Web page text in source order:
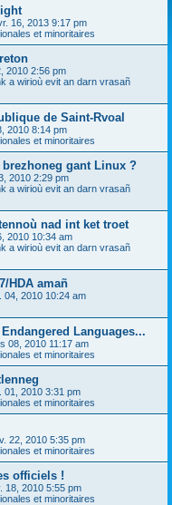
16, 2013 9:17 pm
et minoritaires
2010 2:56 pm
a wirioù evit an darn vrasañ
de Saint-Rvoal
2010 8:14 pm
et minoritaires
gant Linux ?
2010 2:29 pm
a wirioù evit an darn vrasañ
nad int ket troet
2010 10:34 am
a wirioù evit an darn vrasañ
HDA amañ
04, 2010 10:24 am
Languages...
08, 2010 11:17 am
et minoritaires
01, 2010 3:31 pm
et minoritaires
22, 2010 5:35 pm
et minoritaires
officiels !
18, 2010 5:55 pm
et minoritaires